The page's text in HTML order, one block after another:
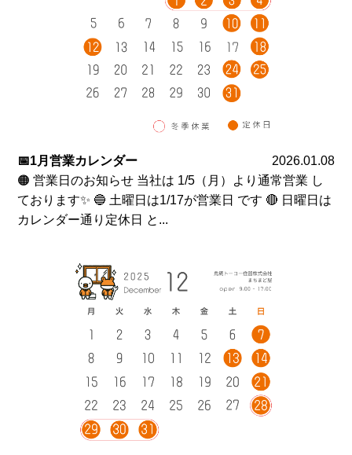
📅1月営業カレンダー
2026.01.08
🟠 営業日のお知らせ 当社は 1/5（月）より通常営業 し
ております✨ 🔵 土曜日は1/17が営業日 です 🔴 日曜日は
カレンダー通り定休日 と...